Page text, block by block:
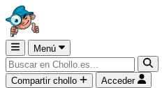
Menú
Compartir chollo
Acceder